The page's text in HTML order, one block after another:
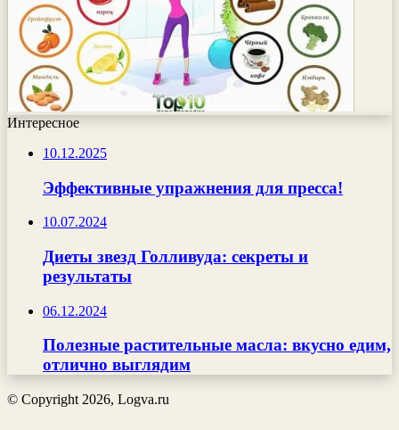
Интересное
10.12.2025
Эффективные упражнения для пресса!
10.07.2024
Диеты звезд Голливуда: секреты и
результаты
06.12.2024
Полезные растительные масла: вкусно едим,
отлично выглядим
© Copyright 2026, Logva.ru